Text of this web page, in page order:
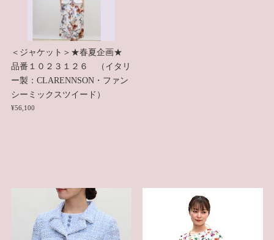
＜ジャケット＞★春夏企画★
品番１０２３１２６ （イタリ
ー製：CLARENNSON・ファン
シーミックスツイード）
¥56,100